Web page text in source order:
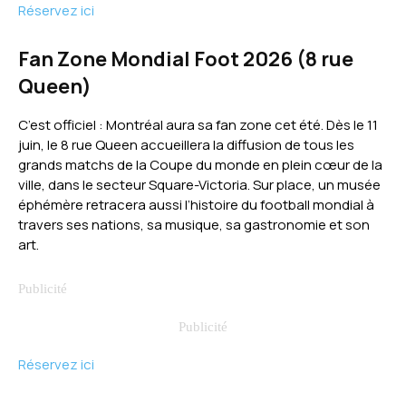
Réservez ici
Fan Zone Mondial Foot 2026 (8 rue
Queen)
C’est officiel : Montréal aura sa fan zone cet été. Dès le 11
juin, le 8 rue Queen accueillera la diffusion de tous les
grands matchs de la Coupe du monde en plein cœur de la
ville, dans le secteur Square-Victoria. Sur place, un musée
éphémère retracera aussi l’histoire du football mondial à
travers ses nations, sa musique, sa gastronomie et son
art.
Réservez ici